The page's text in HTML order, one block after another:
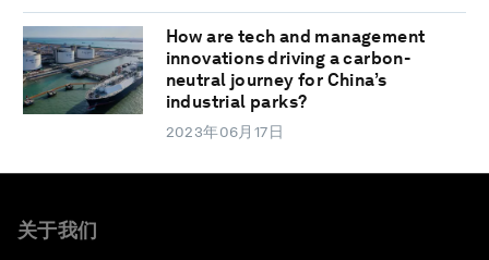
How are tech and management
innovations driving a carbon-
neutral journey for China’s
industrial parks?
2023年06月17日
关于我们